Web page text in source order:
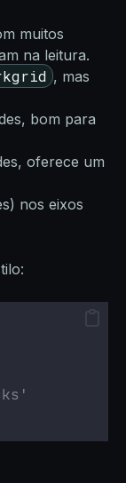
muitos
na leitura.
, mas
bom para
oferece um
nos eixos